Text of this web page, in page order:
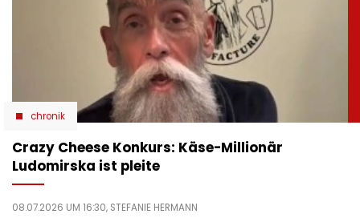
chronik
Crazy Cheese Konkurs: Käse-Millionär
Ludomirska ist pleite
08.07.2026 UM 16:30, STEFANIE HERMANN